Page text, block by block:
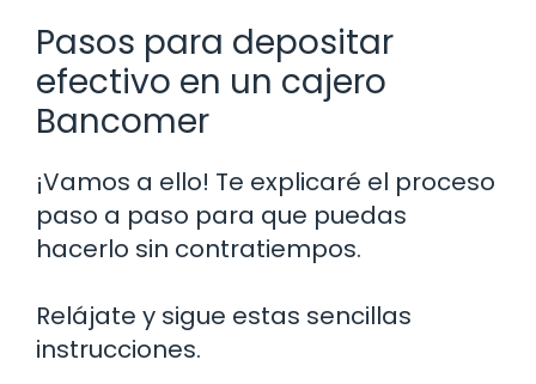
Pasos para depositar
efectivo en un cajero
Bancomer
¡Vamos a ello! Te explicaré el proceso
paso a paso para que puedas
hacerlo sin contratiempos.
Relájate y sigue estas sencillas
instrucciones.